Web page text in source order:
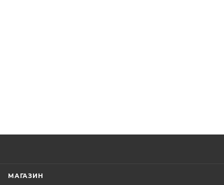
МАГАЗИН